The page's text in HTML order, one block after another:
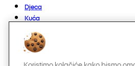
Djeca
Kuća
Muškarci
Ostalo
Koristimo kolačiće kako bismo